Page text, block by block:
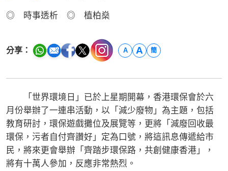
◎ 時事透析 ◎ 植柏燊
分享： A A 簡
「世界環境日」已於上星期開幕，香港環保會於六
月份舉辦了一連串活動，以「減少廢物」為主題，包括
教育研討，環保遊戲攤位及展覽等，更將「減廢回收最
環保，污者自付齊讚好」定為口號，將這訊息傳遞給市
民，將來更會舉辦「齊踏步環保路，共創健康香港」，
將有十萬人參加，反應非常熱烈。